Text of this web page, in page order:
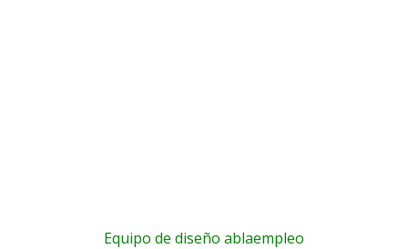
Equipo de diseño ablaempleo